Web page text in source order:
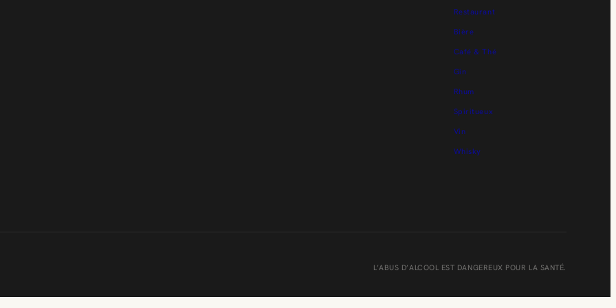
Restaurant
Bière
Café & Thé
Gin
Rhum
Spiritueux
Vin
Whisky
L’ABUS D’ALCOOL EST DANGEREUX POUR LA SANTÉ.